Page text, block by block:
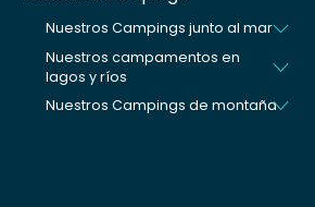
Nuestros Campings junto al mar
Nuestros campamentos en
lagos y ríos
Nuestros Campings de montaña